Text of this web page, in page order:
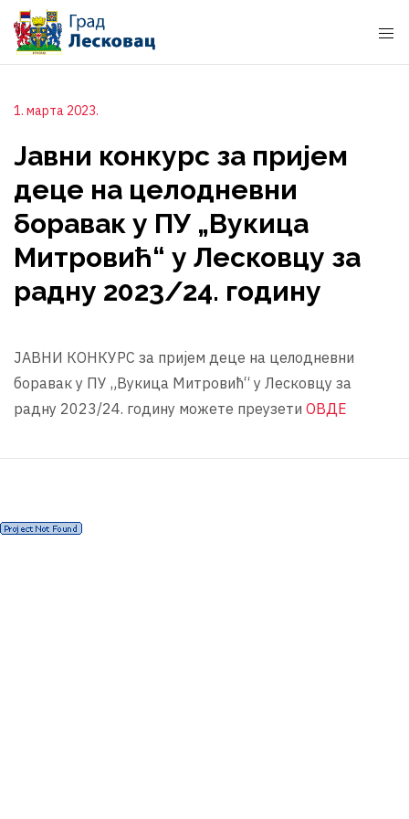
1. марта 2023.
Јавни конкурс за пријем
деце на целодневни
боравак у ПУ „Вукица
Митровић“ у Лесковцу за
радну 2023/24. годину
ЈАВНИ КОНКУРС за пријем деце на целодневни
боравак у ПУ „Вукица Митровић“ у Лесковцу за
радну 2023/24. годину можете преузети ОВДЕ